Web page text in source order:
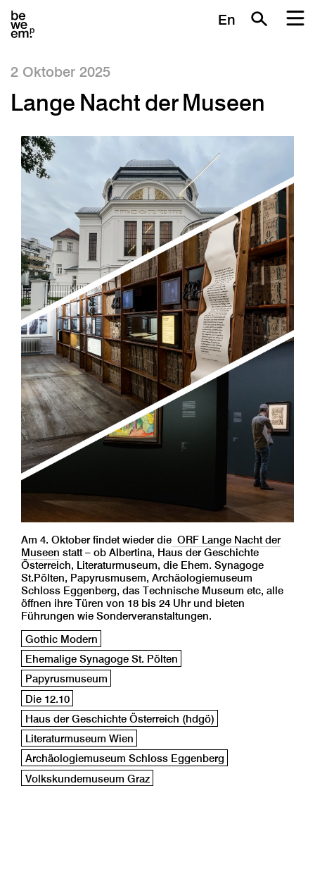
En
2 Oktober 2025
Lange Nacht der Museen
Am 4. Oktober findet wieder die ORF Lange Nacht der
Museen statt – ob Albertina, Haus der Geschichte
Österreich, Literaturmuseum, die Ehem. Synagoge
St.Pölten, Papyrusmusem, Archäologiemuseum
Schloss Eggenberg, das Technische Museum etc, alle
öffnen ihre Türen von 18 bis 24 Uhr und bieten
Führungen wie Sonderveranstaltungen.
Gothic Modern
Ehemalige Synagoge St. Pölten
Papyrusmuseum
Die 12.10
Haus der Geschichte Österreich (hdgö)
Literaturmuseum Wien
Archäologiemuseum Schloss Eggenberg
Volkskundemuseum Graz